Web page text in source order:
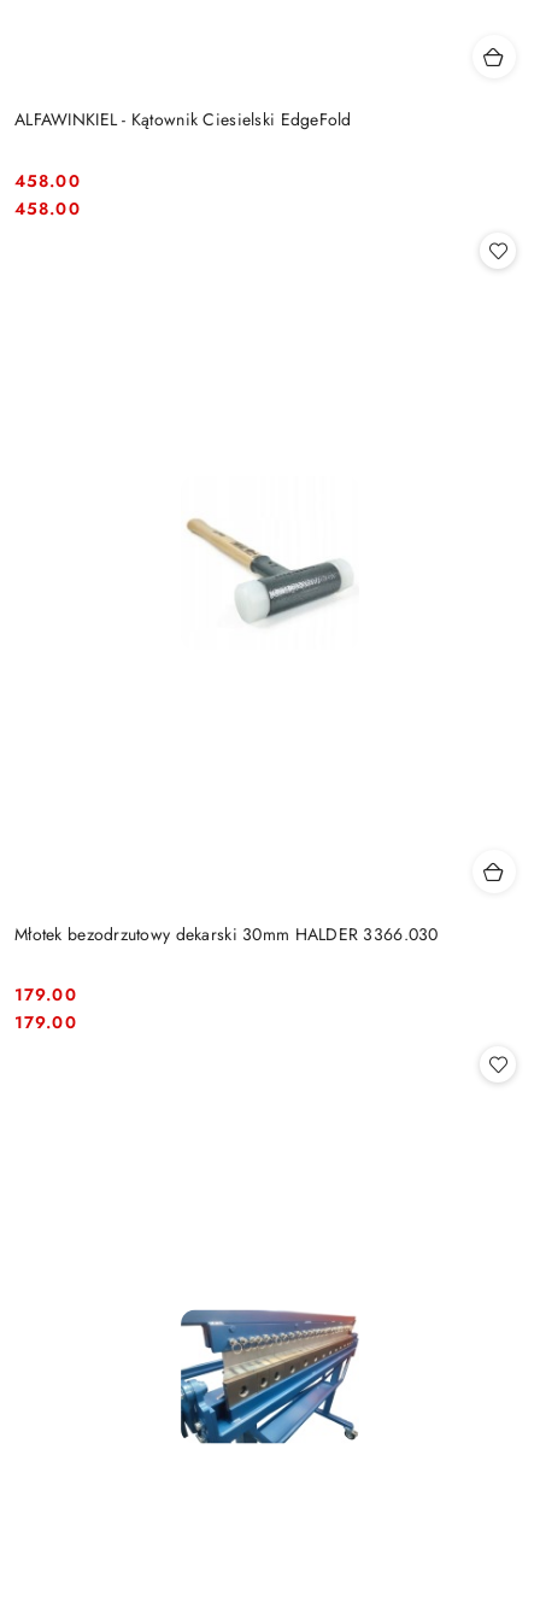
ALFAWINKIEL - Kątownik Ciesielski EdgeFold
Cena:
458.00
Cena:
458.00
Młotek bezodrzutowy dekarski 30mm HALDER 3366.030
Cena:
179.00
Cena:
179.00